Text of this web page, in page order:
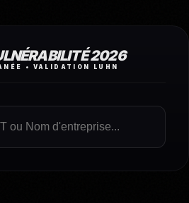
2026
• VALIDATION LUHN